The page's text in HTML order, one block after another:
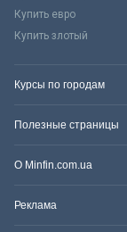
Купить евро
Купить злотый
Курсы по городам
Полезные страницы
О Minfin.com.ua
Реклама